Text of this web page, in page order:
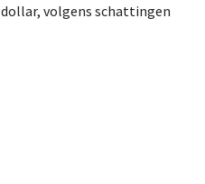
volgens schattingen